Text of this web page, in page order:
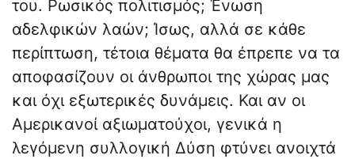
του. Ρωσικός πολιτισμός; Ένωση
αδελφικών λαών; Ίσως, αλλά σε κάθε
περίπτωση, τέτοια θέματα θα έπρεπε να τα
αποφασίζουν οι άνθρωποι της χώρας μας
και όχι εξωτερικές δυνάμεις. Και αν οι
Αμερικανοί αξιωματούχοι, γενικά η
λεγόμενη συλλογική Δύση φτύνει ανοιχτά